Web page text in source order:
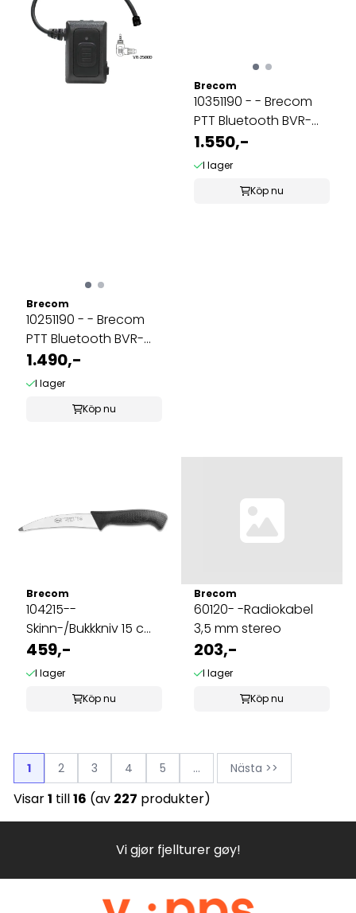
Brecom
10251190 - - Brecom
PTT Bluetooth BVR-
002-2500D
1.490,-
I lager
Köp nu
Brecom
10351190 - - Brecom
PTT Bluetooth BVR-
0129A-3500D
1.550,-
I lager
Köp nu
Brecom
104215--
Skinn-/Bukkkniv 15 cm.
Rødt håndtak
459,-
I lager
Köp nu
Brecom
60120- -Radiokabel
3,5 mm stereo
203,-
I lager
Köp nu
1 2 3 4 5 ... Nästa >>
Visar1 till16 (av 227 produkter)
Vi gjør fjellturer gøy!